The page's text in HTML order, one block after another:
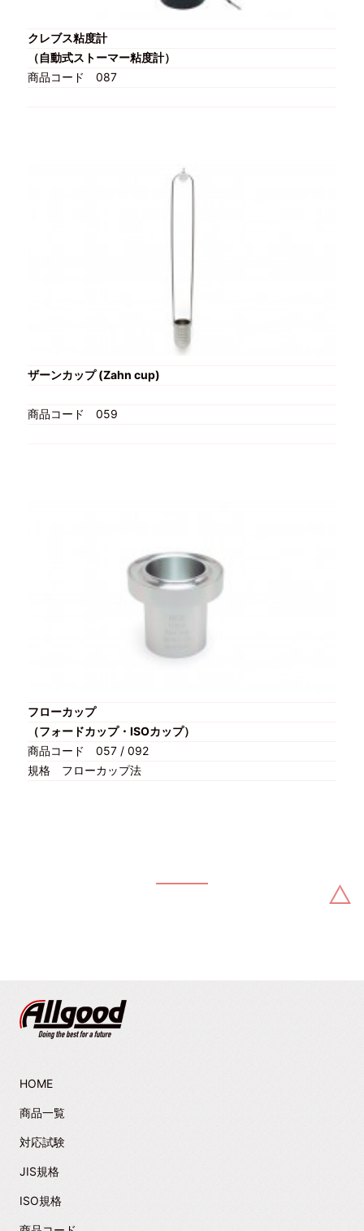
クレブス粘度計
（自動式ストーマー粘度計）
商品コード
087
ザーンカップ (Zahn cup)
商品コード 059
フローカップ
（フォードカップ・ISOカップ）
商品コード
057 / 092
規格
フローカップ法
HOME
商品一覧
対応試験
JIS規格
ISO規格